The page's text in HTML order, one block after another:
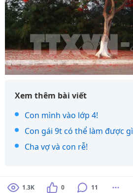
Xem thêm bài viết
Con mình vào lớp 4!
Con gái 9t có thể làm được
Cha vợ và con rễ!
1.3K 0 11